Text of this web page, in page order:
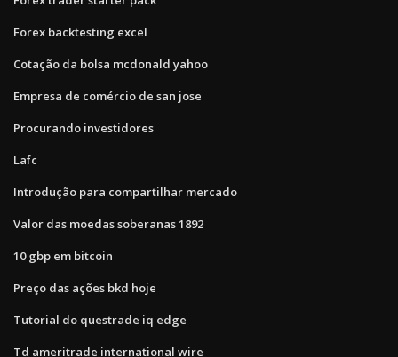
Forex backtesting excel
Cotação da bolsa mcdonald yahoo
Empresa de comércio de san jose
Procurando investidores
Lafc
Introdução para compartilhar mercado
Valor das moedas soberanas 1892
10 gbp em bitcoin
Preço das ações bkd hoje
Tutorial do questrade iq edge
Td ameritrade international wire